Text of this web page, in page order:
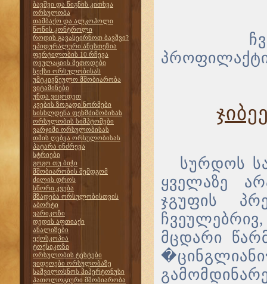
ბავშვი და წიგნის კითხვა
ორსულობა
თამბაქო და ალკოჰოლი
წონის კონტროლი
როდის გავასეირნოთ ბავშვი?
ეპიდურალური ანესთეზია
ფერტილობის 10 რჩევა
ოვულაციის მეთოდები
სექსი ორსულობისას
უმტკივნეულო მშობიარობა
ვიტამინები
უნდა ვიცოდეთ
კვების ზოგადი ნორმები
სისხლდენა ფეხმძიმობისას
ორსულობის სიმპტომები
ვარჯიში ორსულობისას
თმის ღებვა ორსულობისას
პატარა ინძრევა
სტრიები
გოგო თუ ბიჭი
მშობიარობის შემდგომ
ძილის დროს
სწორი კვება
მზადება ორსულობისთვის
აბორტი
ვარიკოზი
დედის აფთიაქი
ანალიზები
ექოსკოპია
ტოქსიკოზი
ორსულობის ტესტები
ვიდეოები ორსულობაზე
საშვილოსნოს ჰიპერტონუსი
პათოლოგიური მშობიარობა
სურდოს
ყველაზე
ჯგუფის
მცდარი